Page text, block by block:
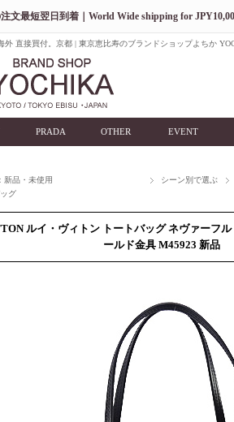
文最短翌日到着｜World Wide shipping for
外 直接買付。京都 | 東京恵比寿のブランドショップよちか
PRADA OTHER EVENT
新品・未使用
シーン別で選ぶ
グ
ルイ・ヴィトン トートバッグ ネヴァーフ
ールド金具 M45923 新品